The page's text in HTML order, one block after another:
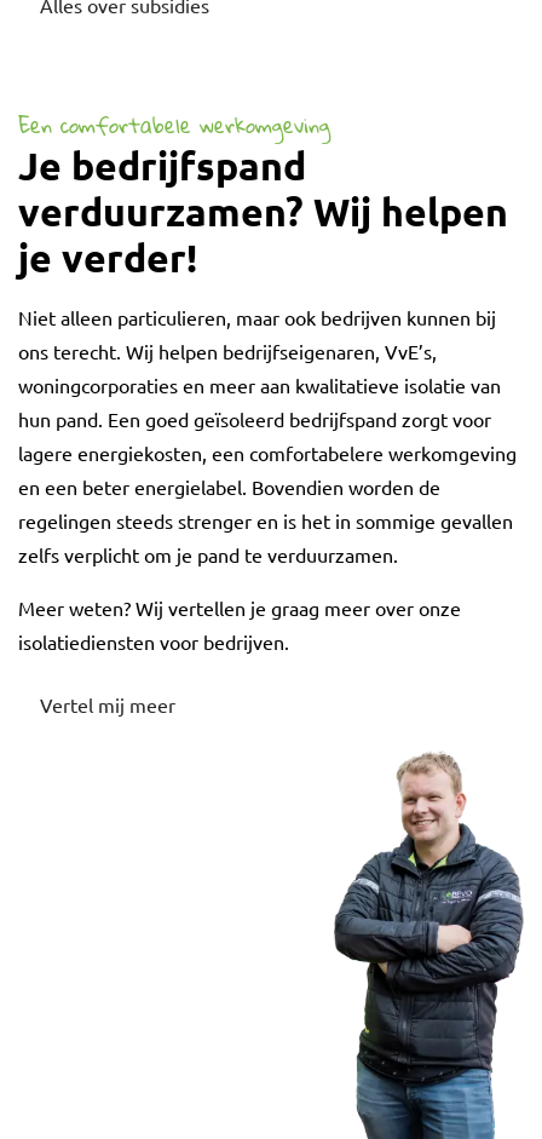
Alles over subsidies
Een comfortabele werkomgeving
Je bedrijfspand
verduurzamen? Wij helpen
je verder!
Niet alleen particulieren, maar ook bedrijven kunnen bij
ons terecht. Wij helpen bedrijfseigenaren, VvE’s,
woningcorporaties en meer aan kwalitatieve isolatie van
hun pand. Een goed geïsoleerd bedrijfspand zorgt voor
lagere energiekosten, een comfortabelere werkomgeving
en een beter energielabel. Bovendien worden de
regelingen steeds strenger en is het in sommige gevallen
zelfs verplicht om je pand te verduurzamen.
Meer weten? Wij vertellen je graag meer over onze
isolatiediensten voor bedrijven.
Vertel mij meer